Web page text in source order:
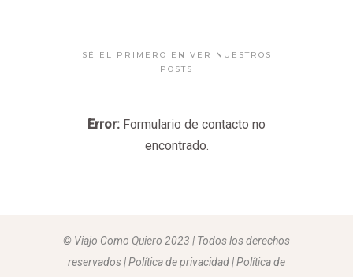
SÉ EL PRIMERO EN VER NUESTROS
POSTS
Error: Formulario de contacto no
encontrado.
© Viajo Como Quiero 2023 | Todos los derechos
reservados | Política de privacidad | Política de